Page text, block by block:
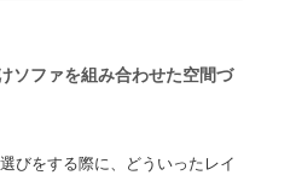
ソファを組み合わせた空間づ
びをする際に、どういったレイ